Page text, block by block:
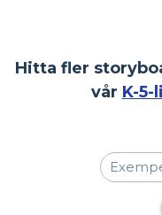
Hitta fler
vår K-